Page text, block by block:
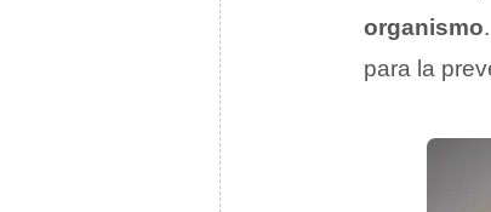
organismo
para la